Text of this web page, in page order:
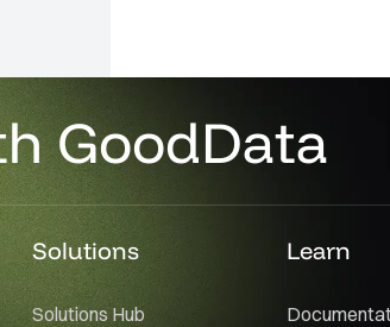
GoodData
Solutions
Solutions Hub
Learn